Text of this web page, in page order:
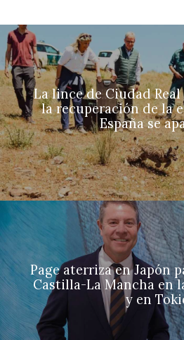
La lince de Ciudad
la recuperación de la
España se
Page aterriza en Japón
Castilla-La Mancha en
y en